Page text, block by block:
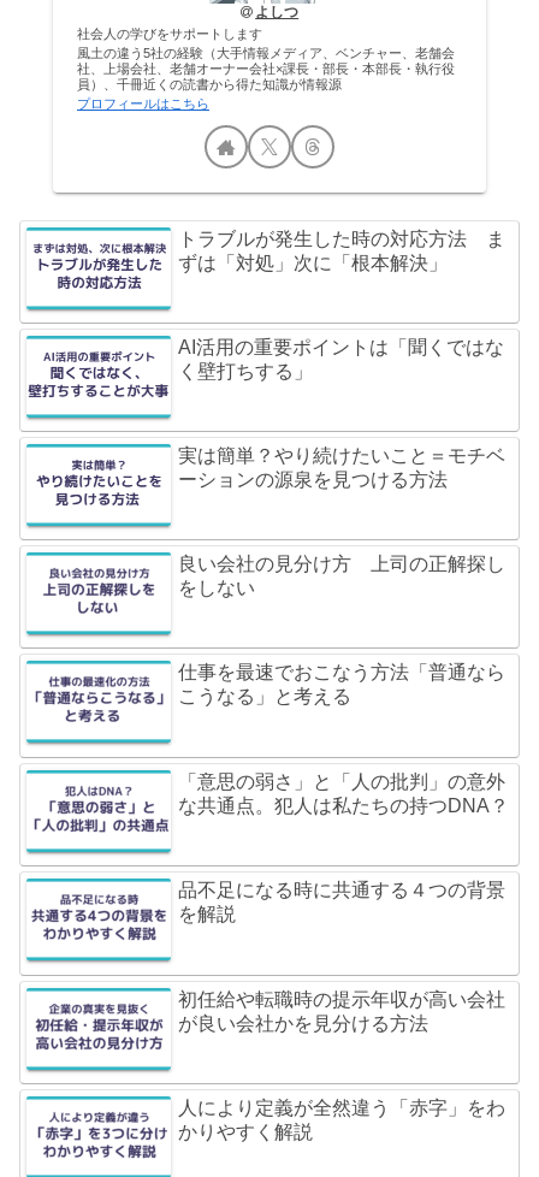
よしつ
社会人の学びをサポートします
風土の違う5社の経験（大手情報メディア、ベンチャー、老舗会
社、上場会社、老舗オーナー会社×課長・部長・本部長・執行役
員）、千冊近くの読書から得た知識が情報源
プロフィールはこちら
トラブルが発生した時の対応方法 ま
ずは「対処」次に「根本解決」
AI活用の重要ポイントは「聞くではな
く壁打ちする」
実は簡単？やり続けたいこと＝モチベ
ーションの源泉を見つける方法
良い会社の見分け方 上司の正解探し
をしない
仕事を最速でおこなう方法「普通なら
こうなる」と考える
「意思の弱さ」と「人の批判」の意外
な共通点。犯人は私たちの持つDNA？
品不足になる時に共通する４つの背景
を解説
初任給や転職時の提示年収が高い会社
が良い会社かを見分ける方法
人により定義が全然違う「赤字」をわ
かりやすく解説